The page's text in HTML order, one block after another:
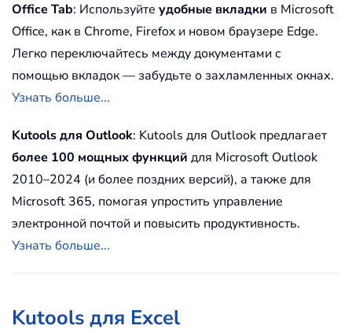
Office Tab: Используйте удобные вкладки в Microsoft
Office, как в Chrome, Firefox и новом браузере Edge.
Легко переключайтесь между документами с
помощью вкладок — забудьте о захламленных окнах.
Узнать больше...
Kutools для Outlook: Kutools для Outlook предлагает
более 100 мощных функций для Microsoft Outlook
2010–2024 (и более поздних версий), а также для
Microsoft 365, помогая упростить управление
электронной почтой и повысить продуктивность.
Узнать больше...
Kutools для Excel